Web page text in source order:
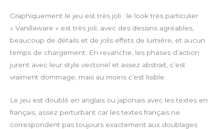
a
y
e
e
r
f
u
s
r
l
Graphiquement le jeu est très joli : le look très particulier
« Vanillaware » est très joli, avec des dessins agréables,
beaucoup de détails et de jolis effets de lumière, et aucun
temps de chargement. En revanche, les phases d’action
jurent avec leur style vectoriel et assez abstrait, c’est
vraiment dommage, mais au moins c’est lisible.
Le jeu est doublé en anglais ou japonais avec les textes en
français, assez perturbant car les textes français ne
correspondent pas toujours exactement aux doublages